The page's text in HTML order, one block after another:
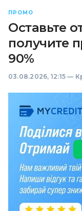
ПРОМО
Оставьте
получите
90%
03.08.2026, 12:15 —